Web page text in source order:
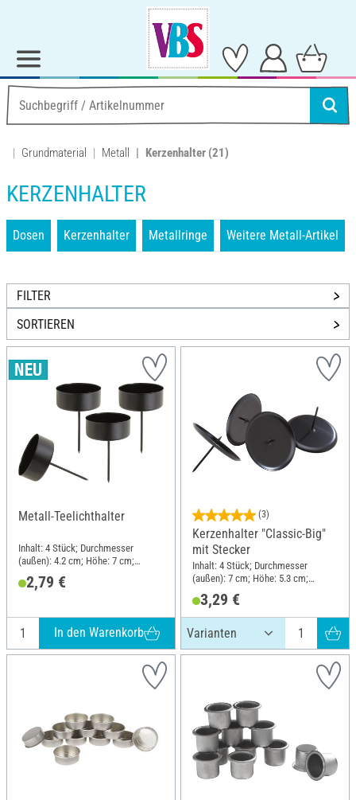
Grundmaterial Metall Kerzenhalter (21)
KERZENHALTER
Dosen Kerzenhalter Metallringe Weitere Metall-Artikel
FILTER
SORTIEREN
Metall-Teelichthalter
Inhalt: 4 Stück; Durchmesser
(außen): 4.2 cm; Höhe: 7 cm;
2,79 €
In den Warenkorb
(3)
Kerzenhalter "Classic-Big"
mit Stecker
Inhalt: 4 Stück; Durchmesser
(außen): 7 cm; Höhe: 5.3 cm;
3,29 €